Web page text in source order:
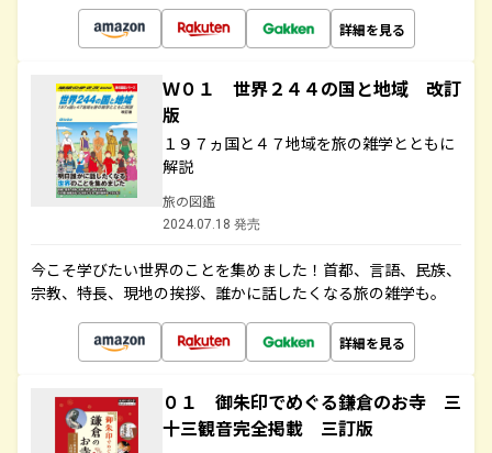
詳細を見る
Ｗ０１ 世界２４４の国と地域 改訂
版
１９７ヵ国と４７地域を旅の雑学とともに
解説
旅の図鑑
2024.07.18 発売
今こそ学びたい世界のことを集めました！首都、言語、民族、
宗教、特長、現地の挨拶、誰かに話したくなる旅の雑学も。
詳細を見る
０１ 御朱印でめぐる鎌倉のお寺 三
十三観音完全掲載 三訂版